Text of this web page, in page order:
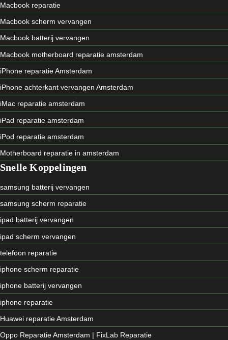
Macbook reparatie
Macbook scherm vervangen
Macbook batterij vervangen
Macbook motherboard reparatie amsterdam
iPhone reparatie Amsterdam
iPhone achterkant vervangen Amsterdam
iMac reparatie amsterdam
iPad reparatie amsterdam
iPod reparatie amsterdam
Motherboard reparatie in amsterdam
Snelle Koppelingen
samsung batterij vervangen
samsung scherm reparatie
ipad batterij vervangen
ipad scherm vervangen
telefoon reparatie
iphone scherm reparatie
iphone batterij vervangen
iphone reparatie
Huawei reparatie Amsterdam
Oppo Reparatie Amsterdam | FixLab Reparatie